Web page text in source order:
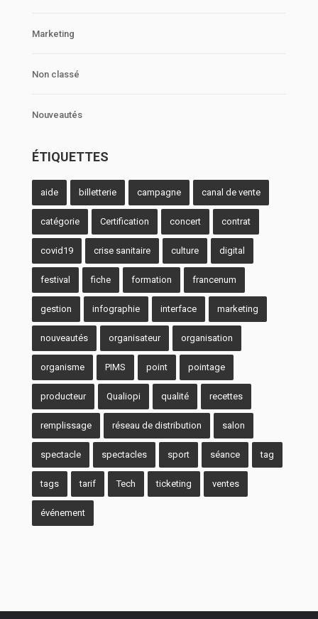
Marketing
Non classé
Nouveautés
ÉTIQUETTES
aide billetterie campagne canal de vente
catégorie Certification concert contrat
covid19 crise sanitaire culture digital
festival fiche formation francenum
gestion infographie interface marketing
nouveautés organisateur organisation
organisme PIMS point pointage
producteur Qualiopi qualité recettes
remplissage réseau de distribution salon
spectacle spectacles sport séance tag
tags tarif Tech ticketing ventes
événement